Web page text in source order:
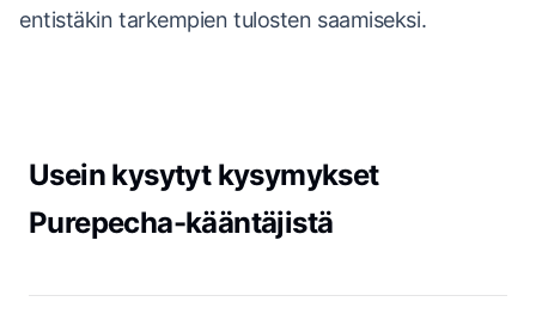
entistäkin tarkempien tulosten saamiseksi.
Usein kysytyt kysymykset
Purepecha-kääntäjistä